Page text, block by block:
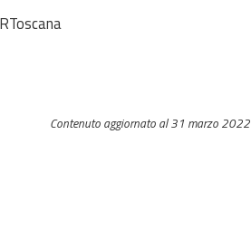
Contenuto aggiornato al 31 marzo 2022